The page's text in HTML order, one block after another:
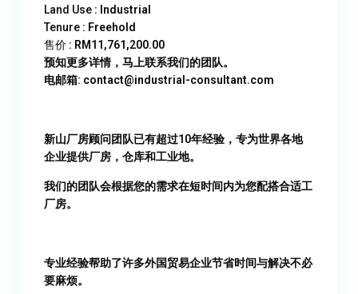
Land Use : Industrial
Tenure : Freehold
售价 : RM11,761,200.00
预知更多详情，马上联系我们的团队。
电邮箱: contact@industrial-consultant.com​
新山厂房顾问团队已有超过10年经验，专为世界各地
企业提供厂房，仓库和工业地。
我们的团队会根据您的需求在短时间内为您配搭合适工
厂房。
专业经验帮助了许多外国贸易企业节省时间与解决不必
要麻烦。